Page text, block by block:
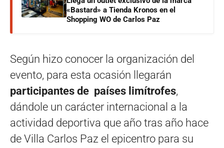
«Bastard» a Tienda Kronos en el
Shopping WO de Carlos Paz
Según hizo conocer la organización del
evento, para esta ocasión llegarán
participantes de países limítrofes,
dándole un carácter internacional a la
actividad deportiva que año tras año hace
de Villa Carlos Paz el epicentro para su